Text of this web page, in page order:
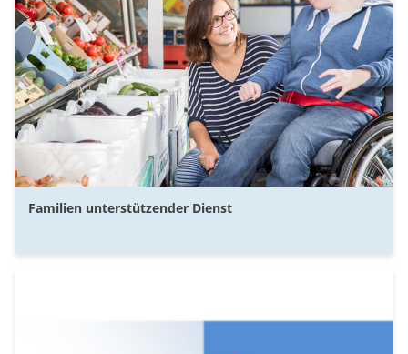
Familien unterstützender Dienst